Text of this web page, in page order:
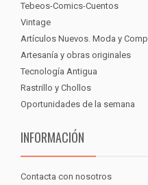
Tebeos-Comics-Cuentos
Vintage
Artículos Nuevos. Moda y
Artesanía y obras originales
Tecnología Antigua
Rastrillo y Chollos
Oportunidades de la semana
INFORMACIÓN
Contacta con nosotros